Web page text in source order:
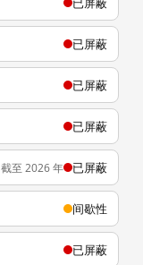
已屏蔽
已屏蔽
已屏蔽
截至 2026 年 已屏蔽
间歇性
已屏蔽